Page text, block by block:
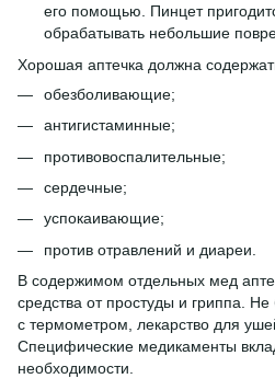
его помощью. Пинцет
обрабатывать небольшие
Хорошая аптечка должна
обезболивающие;
антигистаминные;
противовоспалительные;
сердечные;
успокаивающие;
против отравлений и диареи.
В содержимом отдельных мед
средства от простуды и гриппа.
с термометром, лекарство для
Специфические медикаменты
необходимости.